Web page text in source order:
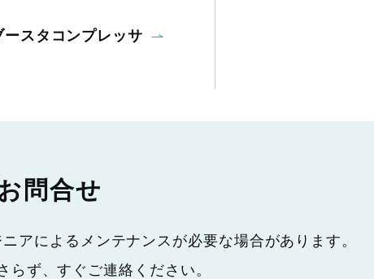
ースタコンプレッサ
問合せ
アによるメンテナンスが必要な場合があります。
らず、すぐご連絡ください。